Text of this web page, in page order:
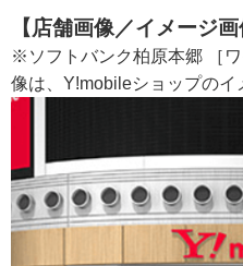
【店舗画像／イメージ画
※ソフトバンク柏原本郷 ［
像は、Y!mobileショップのイ